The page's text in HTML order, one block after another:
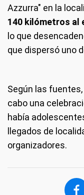
Azzurra" en la
140 kilómetros al
lo que
que dispersó uno
Según las
cabo una
había
llegados de
organizadores.